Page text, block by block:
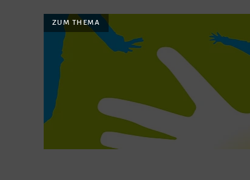
ZUM THEMA